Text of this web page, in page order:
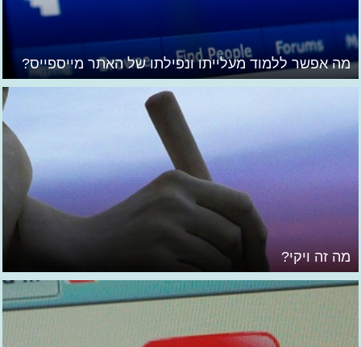
מה אפשר ללמוד מעלייתו ונפילתו של האתר מייספייס?
מה זה ויקי?